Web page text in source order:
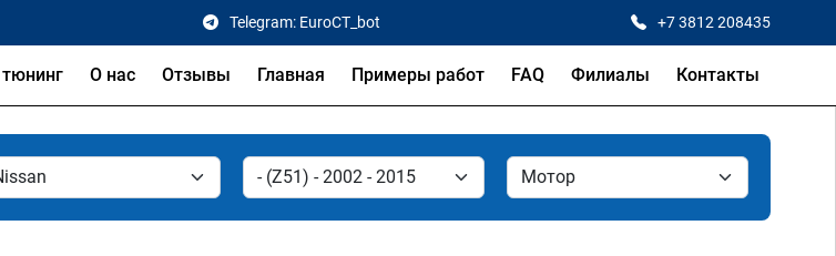
Telegram: EuroCT_bot +7 3812 208435
О нас Отзывы Главная Примеры работ FAQ Филиалы Контакты